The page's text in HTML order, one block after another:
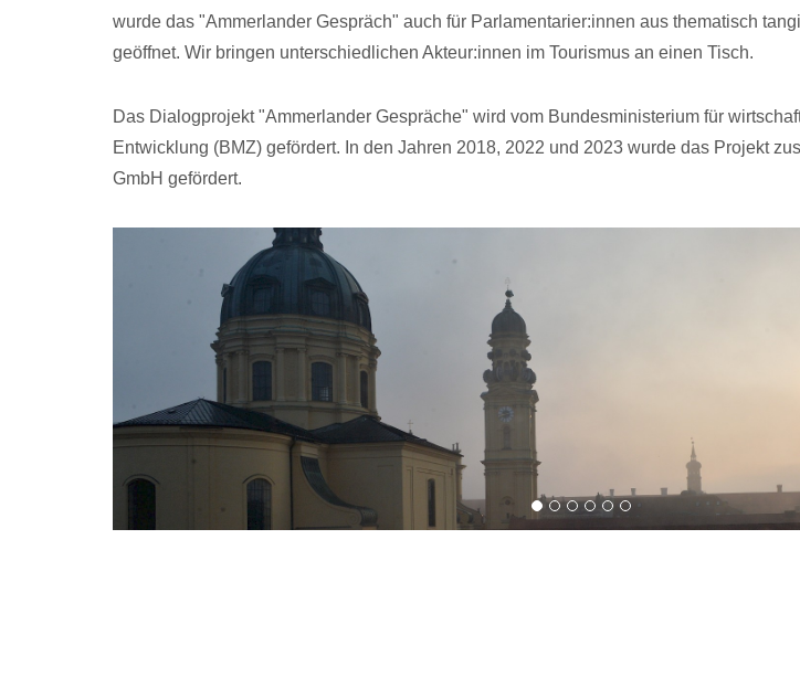
wurde das "Ammerlander Gespräch" auch für Parlamentarier:innen aus thematisch
geöffnet. Wir bringen unterschiedlichen Akteur:innen im Tourismus an einen Tisch.
Das Dialogprojekt "Ammerlander Gespräche" wird vom Bundesministerium für
Entwicklung (BMZ) gefördert. In den Jahren 2018, 2022 und 2023 wurde das Projekt
GmbH gefördert.